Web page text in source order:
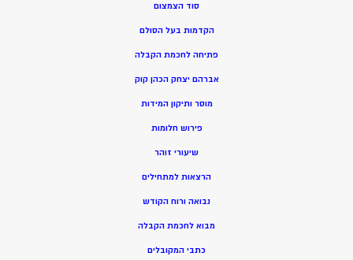
סוד הצמצום
הקדמות בעל הסולם
פתיחה לחכמת הקבלה
אברהם יצחק הכהן קוק
מוסר ותיקון המידות
פירוש חלומות
שיעורי זוהר
הרצאות למתחילים
נבואה ורוח הקודש
מבוא לחכמת הקבלה
כתבי המקובלים